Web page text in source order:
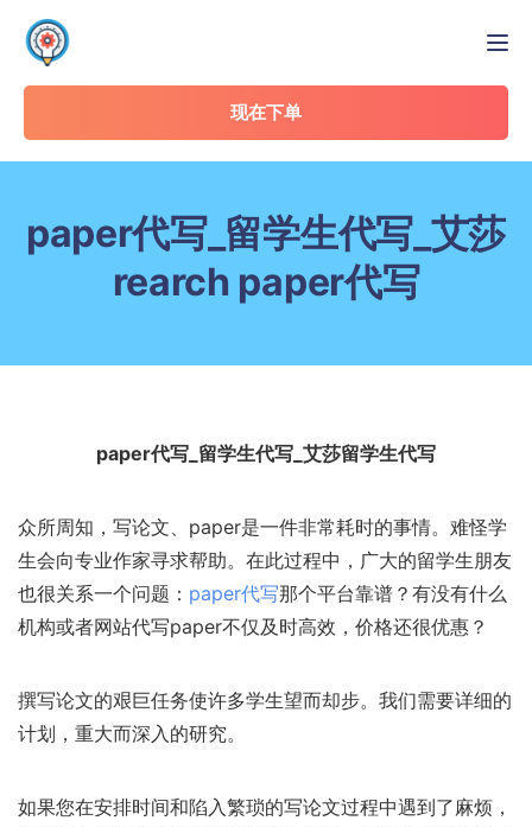
现在下单
paper代写_留学生代写_艾莎
rearch paper代写
paper代写_留学生代写_艾莎留学生代写
众所周知，写论文、paper是一件非常耗时的事情。难怪学
生会向专业作家寻求帮助。在此过程中，广大的留学生朋友
也很关系一个问题： paper代写那个平台靠谱？有没有什么
机构或者网站代写paper不仅及时高效，价格还很优惠？
撰写论文的艰巨任务使许多学生望而却步。我们需要详细的
计划，重大而深入的研究。
如果您在安排时间和陷入繁琐的写论文过程中遇到了麻烦，